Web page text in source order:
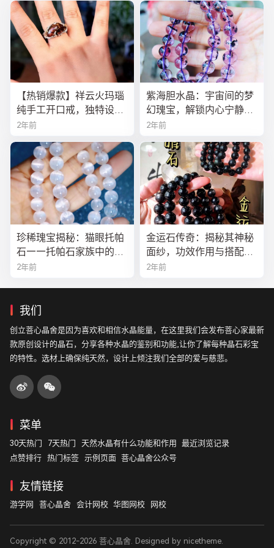
【热销爆款】祥云火玛瑙
纯手工开口戒，独特设计
寓意吉祥，时尚与灵性的
2年前
紫海胆水晶：宇宙间的梦
幻瑰宝，解锁内心宁静与
疗愈之秘
2年前
珍稀瑰宝揭秘：猫眼托帕
石——托帕石家族中的绝
美异类
2年前
金运石传奇：揭秘其神秘
面纱，功效作用与搭配法
全解析
2年前
我们
创立菩心晶舍是因为喜欢和相信水晶能量，在这里我们会发布菩心家最新
款原创设计的晶石，分享各种水晶的鉴别和功能,让你了解每种晶石彩宝
的特性。选材上确保纯天然，设计上倾注我们全部的爱与慈悲。
菜单
30天热门 7天热门 天然水晶有什么功能和作用
最近浏览记录
点赞排行 热门标签 示例页面 菩心晶舍公众号
友情链接
游学网 菩心晶舍 会计网校 华图网校 网校
Copyright © 2012-2026 菩心晶舍 . Designed by nicetheme